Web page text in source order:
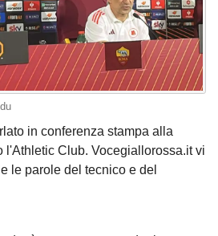
in conferenza stampa alla
l'Athletic Club. Vocegiallorossa.it vi
le parole del tecnico e del